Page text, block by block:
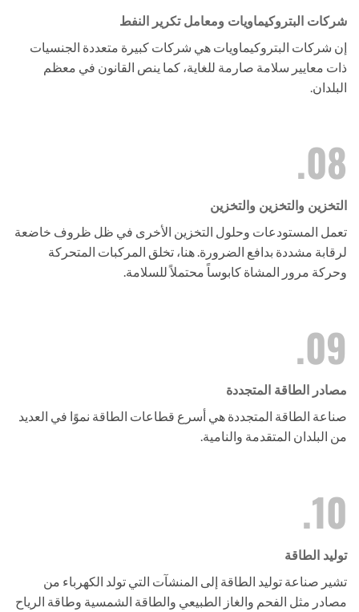
شركات البتروكيماويات ومعامل تكرير النفط
إن شركات البتروكيماويات هي شركات كبيرة متعددة الجنسيات
ذات معايير سلامة صارمة للغاية، كما ينص القانون في معظم
البلدان.
08.
التخزين والتخزين والتخزين
تعمل المستودعات وحلول التخزين الأخرى في ظل ظروف خاضعة
لرقابة مشددة بدافع الضرورة. هنا، تخلق المركبات المتحركة
وحركة مرور المشاة كابوساً محتملاً للسلامة.
09.
مصادر الطاقة المتجددة
صناعة الطاقة المتجددة هي أسرع قطاعات الطاقة نموًا في العديد
من البلدان المتقدمة والنامية.
10.
توليد الطاقة
تشير صناعة توليد الطاقة إلى المنشآت التي تولد الكهرباء من
مصادر مثل الفحم والغاز الطبيعي والطاقة الشمسية وطاقة الرياح